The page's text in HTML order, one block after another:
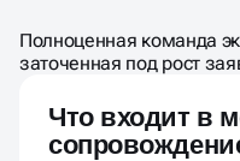
МАРКЕТИНГА
Полноценная команда
заточенная под рост
Что входит в